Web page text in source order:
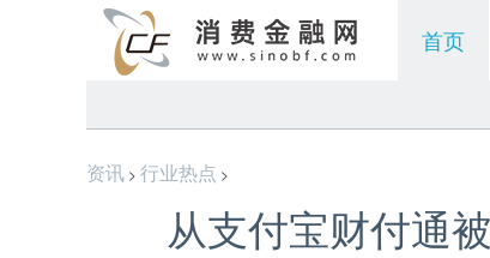
首页
资讯 > 行业热点 >
从支付宝财付通